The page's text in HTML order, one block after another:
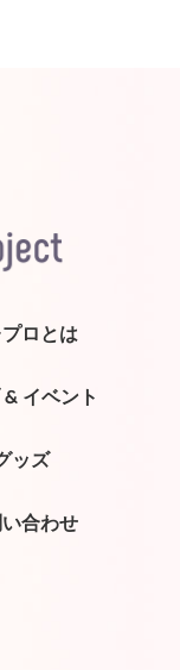
ロとは
イベント
ッズ
合わせ